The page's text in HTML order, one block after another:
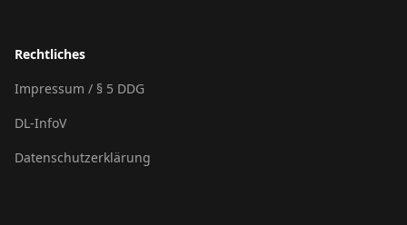
Rechtliches
Impressum / § 5 DDG
DL-InfoV
Datenschutzerklärung